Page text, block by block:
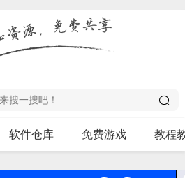
软件仓库 免费游戏 教程